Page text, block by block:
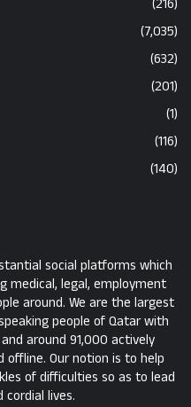
(216)
(7,035)
(632)
(201)
(1)
(116)
(140)
social platforms which
medical, legal, employment
around. We are the largest
people of Qatar with
around 91,000 actively
offline. Our notion is to help
of difficulties so as to lead
cordial lives.